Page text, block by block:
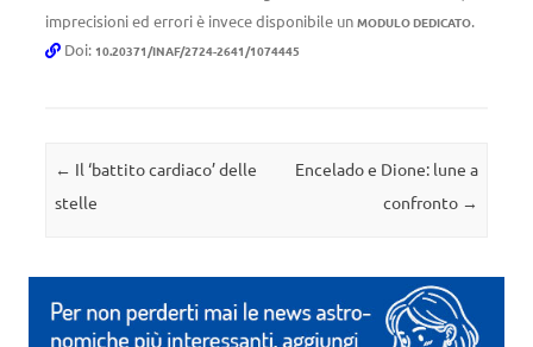
imprecisioni ed errori è invece disponibile un MODULO DEDICATO.
Doi: 10.20371/INAF/2724-2641/1074445
Navigazione articolo
← Il ‘battito cardiaco’ delle
stelle
Encelado e Dione: lune a
confronto →